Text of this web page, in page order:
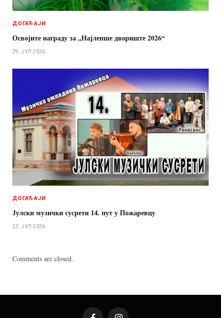
ДОГАЂАЈИ
Освојите награду за „Најлепше двориште 2026“
29. ЈУЛ 2026.
ДОГАЂАЈИ
Јулски музички сусрети 14. пут у Пожаревцу
23. ЈУЛ 2026.
Comments are closed.